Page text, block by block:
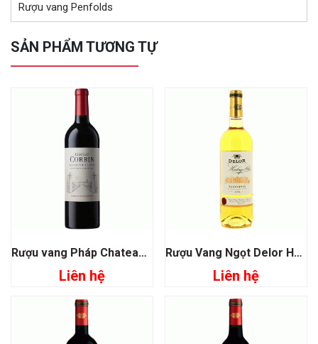
Rượu vang Penfolds
SẢN PHẨM TƯƠNG TỰ
Rượu vang Pháp Chateau Corbin Grand Cru Classe
Liên hệ
Rượu Vang Ngọt Delor Heritage 1864 Sauternes
Liên hệ